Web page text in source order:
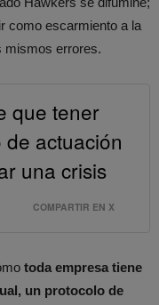
como escarmiento a la
mismos errores.
que tener
actuación
una crisis
COMPARTIR EN X
toda empresa tiene
un protocolo de